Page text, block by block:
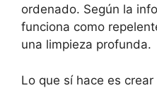
ordenado. Según la
funciona como
una limpieza profunda.
Lo que sí hace es